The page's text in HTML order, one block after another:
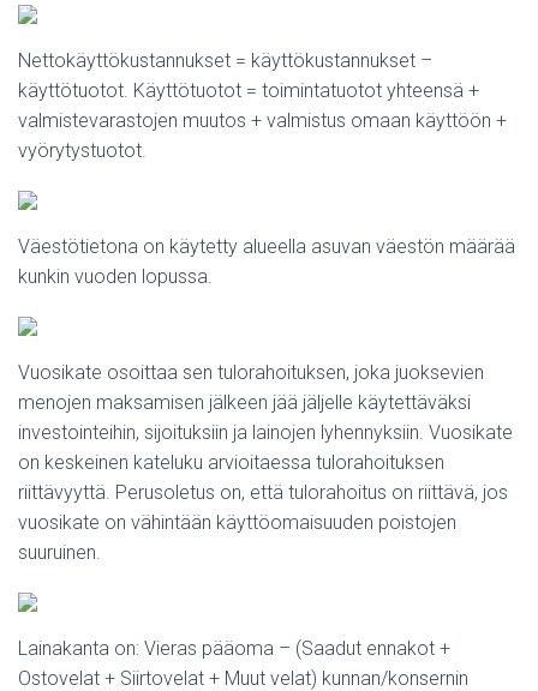
Nettokäyttökustannukset = käyttökustannukset –
käyttötuotot. Käyttötuotot = toimintatuotot yhteensä +
valmistevarastojen muutos + valmistus omaan käyttöön +
vyörytystuotot.
Väestötietona on käytetty alueella asuvan väestön määrää
kunkin vuoden lopussa.
Vuosikate osoittaa sen tulorahoituksen, joka juoksevien
menojen maksamisen jälkeen jää jäljelle käytettäväksi
investointeihin, sijoituksiin ja lainojen lyhennyksiin. Vuosikate
on keskeinen kateluku arvioitaessa tulorahoituksen
riittävyyttä. Perusoletus on, että tulorahoitus on riittävä, jos
vuosikate on vähintään käyttöomaisuuden poistojen
suuruinen.
Lainakanta on: Vieras pääoma – (Saadut ennakot +
Ostovelat + Siirtovelat + Muut velat) kunnan/konsernin